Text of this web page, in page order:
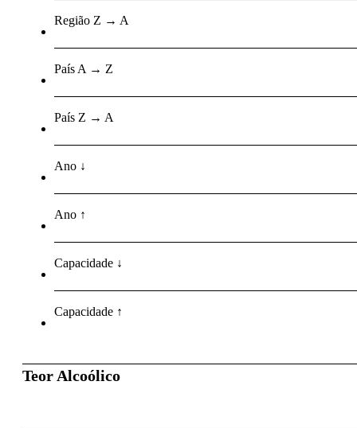
Região Z → A
País A → Z
País Z → A
Ano ↓
Ano ↑
Capacidade ↓
Capacidade ↑
Teor Alcoólico